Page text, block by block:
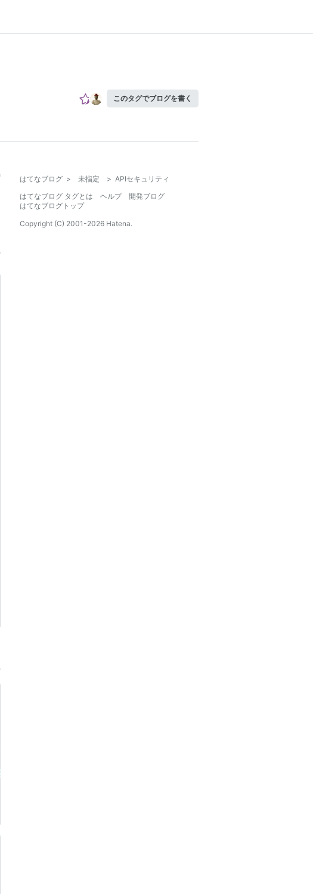
このタグでブログを書く
はてなブログ > 未指定 > APIセキュリティ
はてなブログ タグとは
ヘルプ
開発ブログ
はてなブログトップ
Copyright (C) 2001-2026 Hatena.